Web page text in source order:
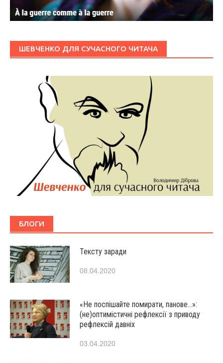
ШЕВЧЕНКО ДЛЯ СУЧАСНОГО ЧИТАЧА
БЛОГИ
Тексту заради
08.04.2020
«Не поспішайте помирати, панове…»:
(не)оптимістичні рефлексії з приводу
рефлексій давніх
03.04.2020